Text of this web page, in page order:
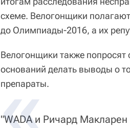
схеме. Велогонщики
до Олимпиады-2016, а их
Велогонщики также попросят
оснований делать выводы о
препараты.
"WADA и Ричард